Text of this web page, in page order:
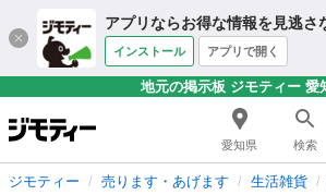
アプリならお得な情報を見逃さ
インストール アプリで開く
地元の掲示板 ジモティー 愛
愛知県 検索
ジモティー 売ります・あげます 生活雑貨